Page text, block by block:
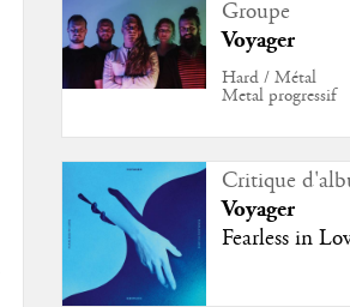
Groupe
Voyager
Hard / Métal
Metal progressif
Critique
Voyager
Fearless in